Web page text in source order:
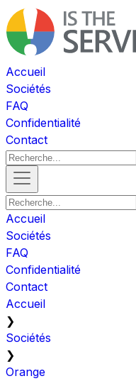
Accueil
Sociétés
FAQ
Confidentialité
Contact
Accueil
Sociétés
FAQ
Confidentialité
Contact
Accueil
❯
Sociétés
❯
Orange